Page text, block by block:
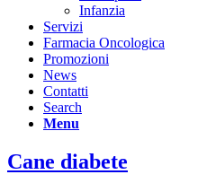
Infanzia
Servizi
Farmacia Oncologica
Promozioni
News
Contatti
Search
Menu
Cane diabete